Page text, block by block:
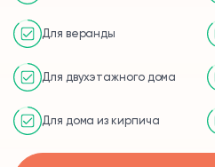
Для веранды
Для двухэтажного дома
Для дома из кирпича